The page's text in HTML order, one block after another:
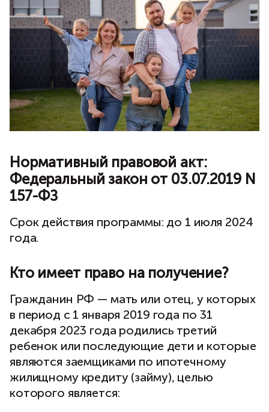
Нормативный правовой акт:
Федеральный закон от 03.07.2019 N
157-ФЗ
Срок действия программы: до 1 июля 2024
года.
Кто имеет право на получение?
Гражданин РФ — мать или отец, у которых
в период с 1 января 2019 года по 31
декабря 2023 года родились третий
ребенок или последующие дети и которые
являются заемщиками по ипотечному
жилищному кредиту (займу), целью
которого является: